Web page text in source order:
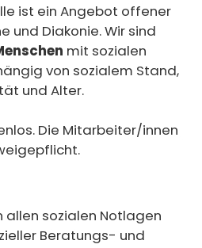
ist ein Angebot offener
und Diakonie. Wir sind
mit sozialen
von sozialem Stand,
und Alter.
Die Mitarbeiter/innen
allen sozialen Notlagen
Beratungs- und